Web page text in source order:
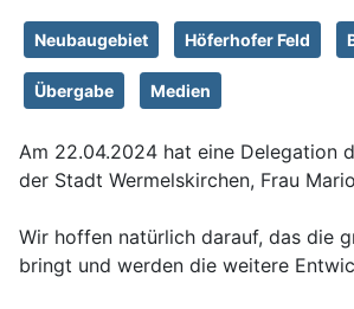
Neubaugebiet Höferhofer Feld
Übergabe Medien
Am 22.04.2024 hat eine Delegation
der Stadt Wermelskirchen, Frau
Wir hoffen natürlich darauf, das die
bringt und werden die weitere